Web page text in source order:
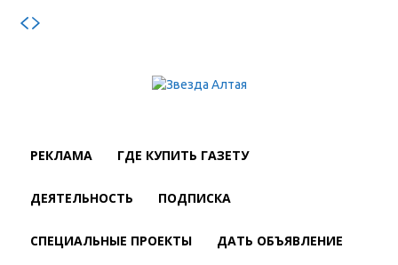
РЕКЛАМА ГДЕ КУПИТЬ ГАЗЕТУ
ДЕЯТЕЛЬНОСТЬ ПОДПИСКА
СПЕЦИАЛЬНЫЕ ПРОЕКТЫ ДАТЬ ОБЪЯВЛЕНИЕ